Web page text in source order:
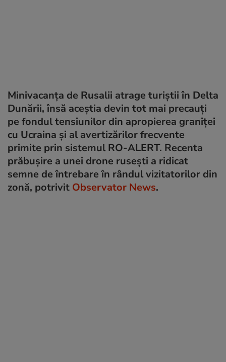
Minivacanța de Rusalii atrage turiștii în Delta
Dunării, însă aceștia devin tot mai precauți
pe fondul tensiunilor din apropierea graniței
cu Ucraina și al avertizărilor frecvente
primite prin sistemul RO-ALERT. Recenta
prăbușire a unei drone rusești a ridicat
semne de întrebare în rândul vizitatorilor din
zonă, potrivit Observator News.